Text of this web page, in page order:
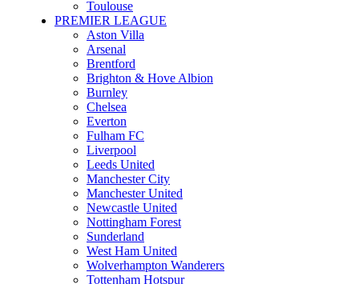
Toulouse
PREMIER LEAGUE
Aston Villa
Arsenal
Brentford
Brighton & Hove Albion
Burnley
Chelsea
Everton
Fulham FC
Liverpool
Leeds United
Manchester City
Manchester United
Newcastle United
Nottingham Forest
Sunderland
West Ham United
Wolverhampton Wanderers
Tottenham Hotspur